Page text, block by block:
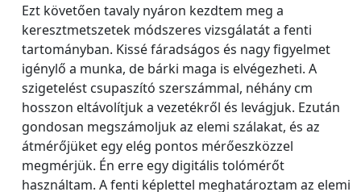
Ezt követően tavaly nyáron kezdtem meg a
keresztmetszetek módszeres vizsgálatát a fenti
tartományban. Kissé fáradságos és nagy figyelmet
igénylő a munka, de bárki maga is elvégezheti. A
szigetelést csupaszító szerszámmal, néhány cm
hosszon eltávolítjuk a vezetékről és levágjuk. Ezután
gondosan megszámoljuk az elemi szálakat, és az
átmérőjüket egy elég pontos mérőeszközzel
megmérjük. Én erre egy digitális tolómérőt
használtam. A fenti képlettel meghatároztam az elemi